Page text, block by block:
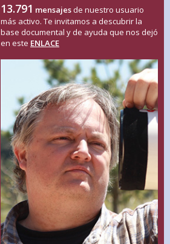
13.791 mensajes de nuestro usuario
más activo. Te invitamos a descubrir la
base documental y de ayuda que nos dejó
en este ENLACE